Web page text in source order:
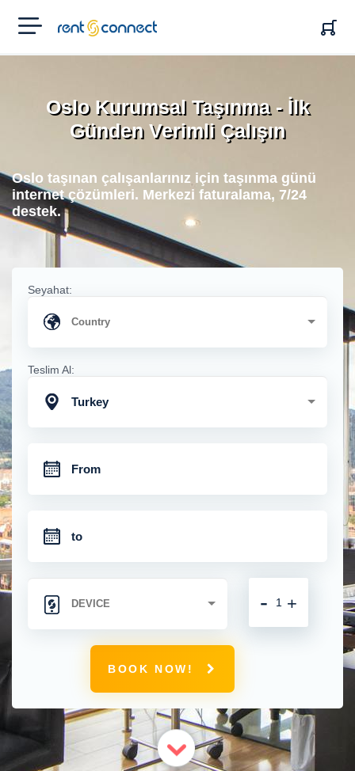
RENT'N
CONNECT
Oslo Kurumsal Taşınma - İlk
Günden Verimli Çalışın
Oslo taşınan çalışanlarınız için taşınma günü
internet çözümleri. Merkezi faturalama, 7/24
destek.
Seyahat:
Teslim Al:
Turkey
+
-
BOOK NOW!